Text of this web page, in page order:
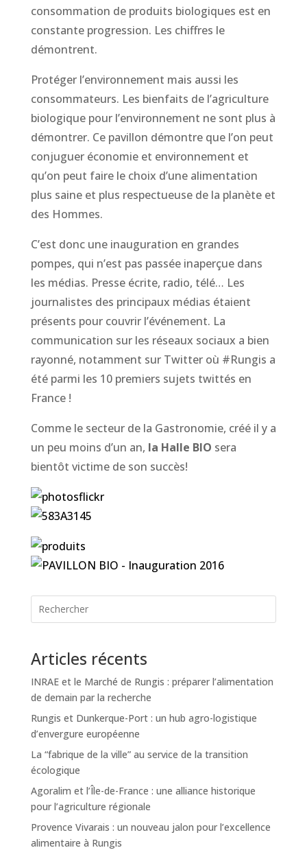
consommation de produits biologiques est en
constante progression. Les chiffres le
démontrent.
Protéger l’environnement mais aussi les
consommateurs. Les bienfaits de l’agriculture
biologique pour l’environnement ne sont plus à
démontrer. Ce pavillon démontre que l’on peut
conjuguer économie et environnement et
qu’on peut faire le choix d’une alimentation
plus saine et plus respectueuse de la planète et
des Hommes.
C’est donc une inauguration en grandes
pompes, qui n’est pas passée inaperçue dans
les médias. Presse écrite, radio, télé… Les
journalistes des principaux médias étaient
présents pour couvrir l’événement. La
communication sur les réseaux sociaux a bien
rayonné, notamment sur Twitter où #Rungis a
été parmi les 10 premiers sujets twittés en
France !
Comme le secteur de la Gastronomie, créé il y a
un peu moins d’un an, la Halle BIO sera
bientôt victime de son succès!
Articles récents
INRAE et le Marché de Rungis : préparer l’alimentation
de demain par la recherche
Rungis et Dunkerque-Port : un hub agro-logistique
d’envergure européenne
La “fabrique de la ville” au service de la transition
écologique
Agoralim et l’Île-de-France : une alliance historique
pour l’agriculture régionale
Provence Vivarais : un nouveau jalon pour l’excellence
alimentaire à Rungis